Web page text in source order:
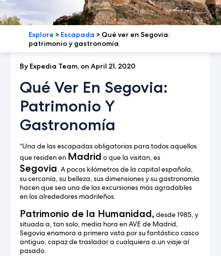
Explore > Escapada > Qué ver en Segovia:
patrimonio y gastronomía
By Expedia Team, on April 21, 2020
Qué Ver En Segovia:
Patrimonio Y
Gastronomía
“Una de las escapadas obligatorias para todos aquellos
que residen en Madrid o que la visitan, es
Segovia. A pocos kilómetros de la capital española,
su cercanía, su belleza, sus dimensiones y su gastronomía
hacen que sea una de las excursiones más agradables
en los alrededores madrileños.
Patrimonio de la Humanidad, desde 1985, y
situada a, tan solo, media hora en AVE de Madrid,
Segovia enamora a primera vista por su fantástico casco
antiguo, capaz de trasladar a cualquiera a un viaje al
pasado.